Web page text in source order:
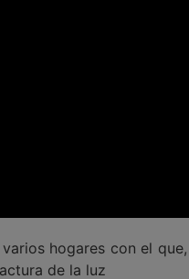
hogares con el
de la luz